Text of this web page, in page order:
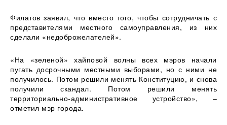
Филатов заявил, что вместо того, чтобы сотрудничать с
представителями местного самоуправления, из них
сделали «недоброжелателей».
«На «зеленой» хайповой волны всех мэров начали
пугать досрочными местными выборами, но с ними не
получилось. Потом решили менять Конституцию, и снова
получили скандал. Потом решили менять
территориально-административное устройство», –
отметил мэр города.